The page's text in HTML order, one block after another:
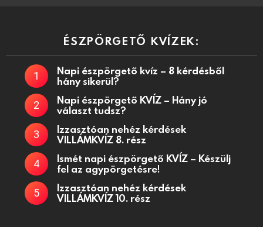
ÉSZPÖRGETŐ KVÍZEK:
Napi észpörgető kvíz – 8 kérdésből
hány sikerül?
Napi észpörgető KVÍZ – Hány jó
választ tudsz?
Izzasztóan nehéz kérdések
VILLÁMKVÍZ 8. rész
Ismét napi észpörgető KVÍZ – Készülj
fel az agypörgetésre!
Izzasztóan nehéz kérdések
VILLÁMKVÍZ 10. rész